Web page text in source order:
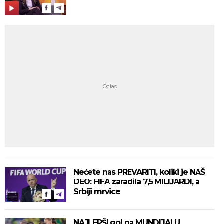
Nećete nas PREVARITI, koliki je NAŠ
DEO: FIFA zaradila 7,5 MILIJARDI, a
Srbiji mrvice